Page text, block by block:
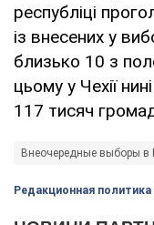
республіці
із внесених у
близько 10 з
цьому у Чехії
117 тисяч
Внеочередные выборы в
Редакционная политика